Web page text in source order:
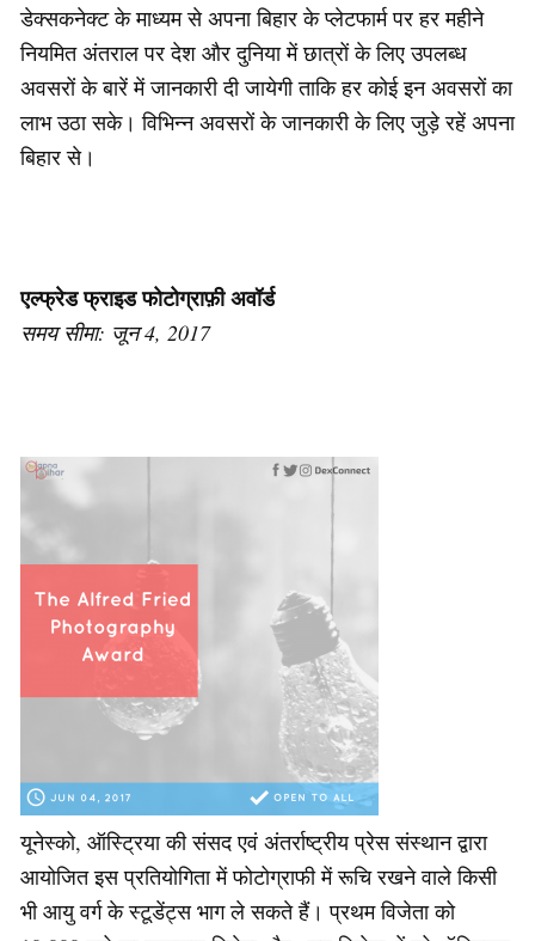
डेक्सकनेक्ट के माध्यम से अपना बिहार के प्लेटफार्म पर हर महीने
नियमित अंतराल पर देश और दुनिया में छात्रों के लिए उपलब्ध
अवसरों के बारें में जानकारी दी जायेगी ताकि हर कोई इन अवसरों का
लाभ उठा सके। विभिन्न अवसरों के जानकारी के लिए जुड़े रहें अपना
बिहार से।
एल्फ्रेड फ्राइड फोटोग्राफ़ी अवॉर्ड
समय सीमा: जून 4, 2017
यूनेस्को, ऑस्ट्रिया की संसद एवं अंतर्राष्ट्रीय प्रेस संस्थान द्वारा
आयोजित इस प्रतियोगिता में फोटोग्राफी में रूचि रखने वाले किसी
भी आयु वर्ग के स्टूडेंट्स भाग ले सकते हैं। प्रथम विजेता को